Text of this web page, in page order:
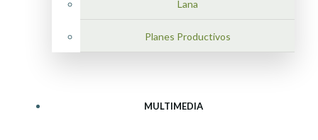
Lana
Planes Productivos
MULTIMEDIA